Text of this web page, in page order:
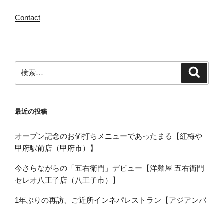
Contact
索:
最近の投稿
オープン記念のお値打ちメニューであったまる【紅梅や
甲府駅前店（甲府市）】
今さらながらの「五右衛門」デビュー【洋麺屋 五右衛門
セレオ八王子店（八王子市）】
1年ぶりの再訪、ご近所インネパレストラン【アジアンバ